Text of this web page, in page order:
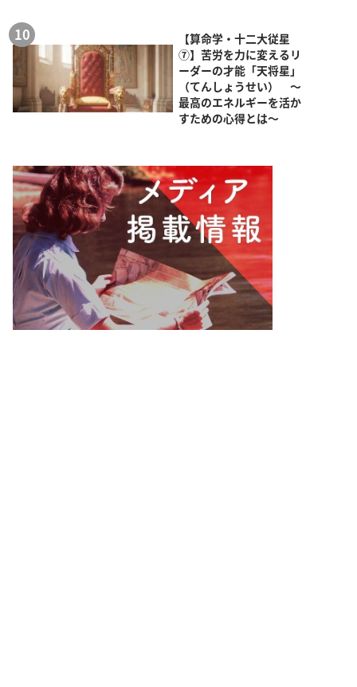
【算命学・十二大従星
⑦】苦労を力に変えるリ
ーダーの才能「天将星」
（てんしょうせい） ～
最高のエネルギーを活か
すための心得とは～